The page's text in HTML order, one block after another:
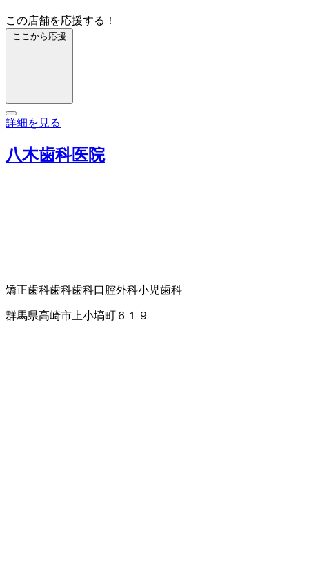
この店舗を応援する！
ここから応援
詳細を見る
八木歯科医院
矯正歯科歯科歯科口腔外科小児歯科
群馬県高崎市上小塙町６１９